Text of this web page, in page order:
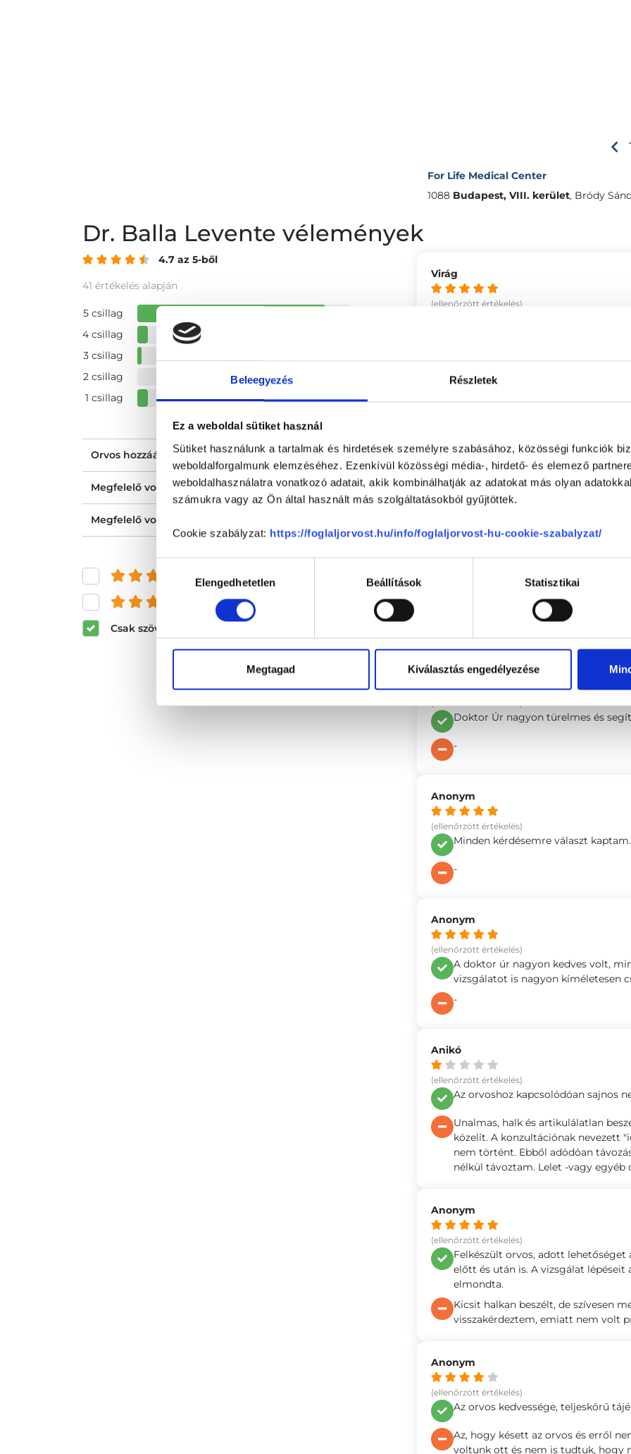
Beleegyezés Részletek
Ez a weboldal sütiket használ
Sütiket használunk a tartalmak és hirdetések személyre szabásához, közösségi funkciók
weboldalforgalmunk elemzéséhez. Ezenkívül közösségi média-, hirdető- és elemező
weboldalhasználatra vonatkozó adatait, akik kombinálhatják az adatokat más olyan
számukra vagy az Ön által használt más szolgáltatásokból gyűjtöttek.
Cookie szabályzat: https://foglaljorvost.hu/info/foglaljorvost-hu-cookie-szabalyzat/
kiválasztásaElengedhetetlen Beállítások Statisztikai
Megtagad Kiválasztás engedélyezése
For Life Medical Center
1088 Budapest, VIII. kerület, Bródy
Dr. Balla Levente vélemények
4.7 az 5-ből
41 értékelés alapján
5 csillag
4 csillag
3 csillag
2 csillag
1 csillag
Orvos hozzáállása, figyelmessége, kedvessége 4.68
Megfelelő volt a tájékoztatásod? 4.71
Megfelelő volt az ellátásod?
és felette
és felette
Csak szöveges értékelések megjelenítése
Virág
(ellenőrzött értékelés)
Minden kérdésemre választ
empatikus, hozzáértő és kedves.
Tünde
Nagyon elégedett vagyok a doktor
kiemelkedő. Figyelmes, alapos és
hozzáállás, csak ajánlani tudom.
-
Empatikus, kedves, szakszerű
Anonym
(ellenőrzött értékelés)
Doktor Úr nagyon türelmes és
-
Anonym
(ellenőrzött értékelés)
Minden kérdésemre választ
-
Anonym
(ellenőrzött értékelés)
A doktor úr nagyon kedves volt,
vizsgálatot is nagyon kíméletesen
-
Anikó
(ellenőrzött értékelés)
Az orvoshoz kapcsolódóan sajnos
Unalmas, halk és artikulálatlan
közelít. A konzultációnak nevezett
nem történt. Ebből adódóan
nélkül távoztam. Lelet -vagy
Anonym
(ellenőrzött értékelés)
Felkészült orvos, adott
előtt és után is. A vizsgálat
elmondta.
Kicsit halkan beszélt, de szívesen
visszakérdeztem, emiatt nem volt
Anonym
(ellenőrzött értékelés)
Az orvos kedvessége, teljeskörű
Az, hogy késett az orvos és erről
voltunk ott és nem is tudtuk, hogy